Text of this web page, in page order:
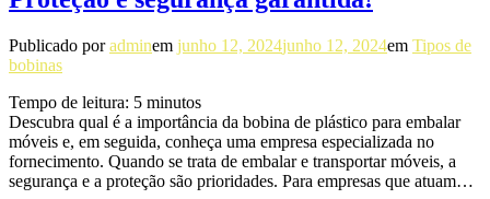
Publicado poradminem junho 12, 2024junho 12, 2024em Tipos de
bobinas
Tempo de leitura: 5 minutos
Descubra qual é a importância da bobina de plástico para embalar
móveis e, em seguida, conheça uma empresa especializada no
fornecimento. Quando se trata de embalar e transportar móveis, a
segurança e a proteção são prioridades. Para empresas que atuam…